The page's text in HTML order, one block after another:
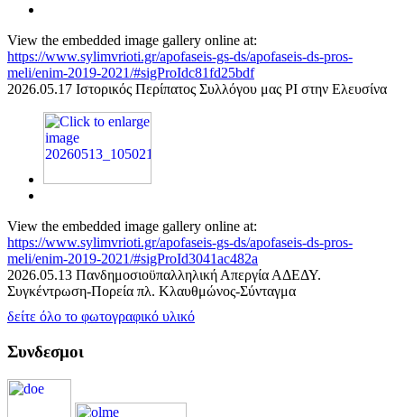
View the embedded image gallery online at:
https://www.sylimvrioti.gr/apofaseis-gs-ds/apofaseis-ds-pros-
meli/enim-2019-2021/#sigProIdc81fd25bdf
2026.05.17 Ιστορικός Περίπατος Συλλόγου μας ΡΙ στην Ελευσίνα
View the embedded image gallery online at:
https://www.sylimvrioti.gr/apofaseis-gs-ds/apofaseis-ds-pros-
meli/enim-2019-2021/#sigProId3041ac482a
2026.05.13 Πανδημοσιοϋπαλληλική Απεργία ΑΔΕΔΥ.
Συγκέντρωση-Πορεία πλ. Κλαυθμώνος-Σύνταγμα
δείτε όλο το φωτογραφικό υλικό
Συνδεσμοι